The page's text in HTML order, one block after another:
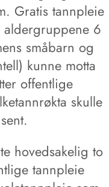
Gratis tannpleie
6
småbarn og
kunne motta
offentlige
skulle
hovedsakelig to
tannpleie